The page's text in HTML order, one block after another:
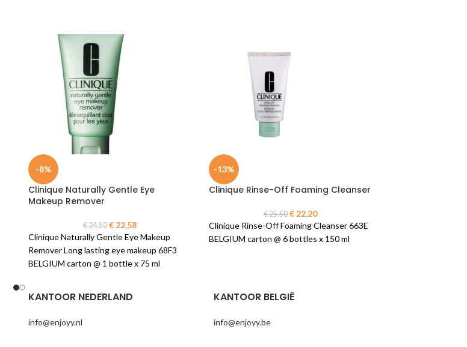
-8%
Clinique Naturally Gentle Eye
Makeup Remover
€24,50 €22,58
Clinique Naturally Gentle Eye Makeup
Remover Long lasting eye makeup 68F3
BELGIUM carton @ 1 bottle x 75 ml
-13%
Clinique Rinse-Off Foaming Cleanser
€25,50 €22,20
Clinique Rinse-Off Foaming Cleanser 663E
BELGIUM carton @ 6 bottles x 150 ml
KANTOOR NEDERLAND
info@enjoyy.nl
KANTOOR BELGIË
info@enjoyy.be